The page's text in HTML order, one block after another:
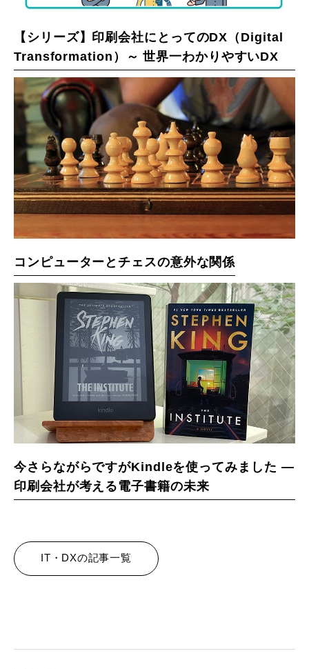
【シリーズ】印刷会社にとってのDX（Digital
Transformation）～ 世界一わかりやすいDX
コンピューターとチェスの意外な関係
今さらながらですがKindleを使ってみました ―
印刷会社が考える電子書籍の未来
IT・DXの記事一覧